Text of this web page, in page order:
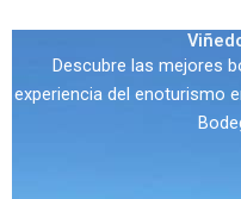
Descubre las mejores
experiencia del enoturismo